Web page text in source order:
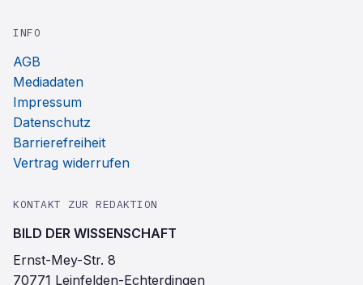
INFO
AGB
Mediadaten
Impressum
Datenschutz
Barrierefreiheit
Vertrag widerrufen
KONTAKT ZUR REDAKTION
BILD DER WISSENSCHAFT
Ernst-Mey-Str. 8
70771 Leinfelden-Echterdingen